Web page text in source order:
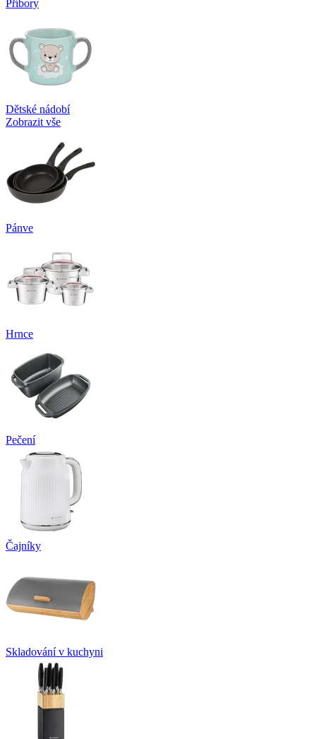
Příbory
Dětské nádobí
Zobrazit vše
Pánve
Hrnce
Pečení
Čajníky
Skladování v kuchyni